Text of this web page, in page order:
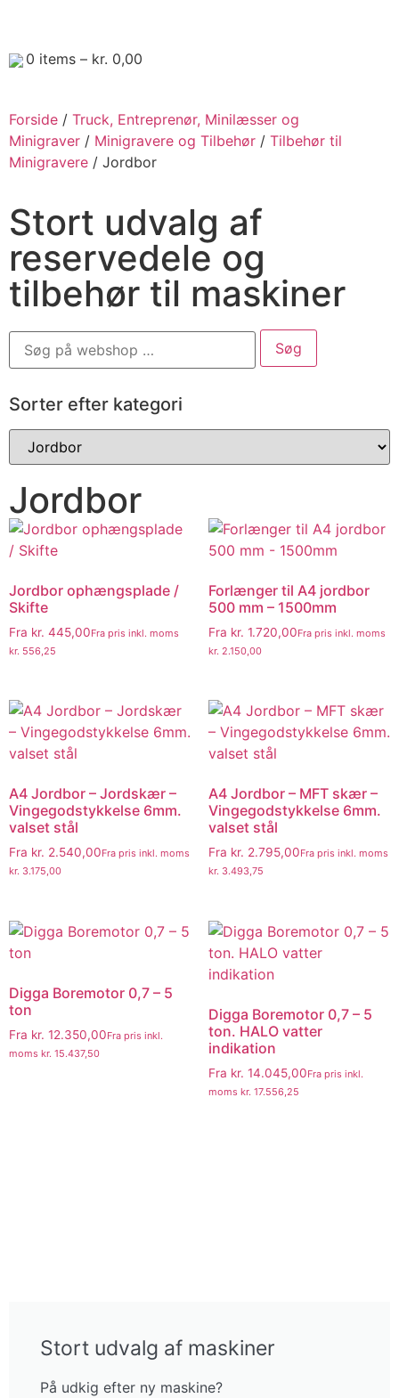
0 items – kr. 0,00
Forside / Truck, Entreprenør, Minilæsser og
Minigraver / Minigravere og Tilbehør / Tilbehør til
Minigravere / Jordbor
Stort udvalg af
reservedele og
tilbehør til maskiner
Sorter efter kategori
Jordbor
Jordbor ophængsplade /
Skifte
Fra kr. 445,00Fra pris inkl. moms
kr. 556,25
Forlænger til A4 jordbor
500 mm – 1500mm
Fra kr. 1.720,00Fra pris inkl. moms
kr. 2.150,00
A4 Jordbor – Jordskær –
Vingegodstykkelse 6mm.
valset stål
Fra kr. 2.540,00Fra pris inkl. moms
kr. 3.175,00
A4 Jordbor – MFT skær –
Vingegodstykkelse 6mm.
valset stål
Fra kr. 2.795,00Fra pris inkl. moms
kr. 3.493,75
Digga Boremotor 0,7 – 5
ton
Fra kr. 12.350,00Fra pris inkl.
moms kr. 15.437,50
Digga Boremotor 0,7 – 5
ton. HALO vatter
indikation
Fra kr. 14.045,00Fra pris inkl.
moms kr. 17.556,25
Stort udvalg af maskiner
På udkig efter ny maskine?